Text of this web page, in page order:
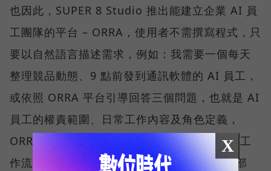
也因此，SUPER 8 Studio 推出能建立企業 AI 員
工團隊的平台 – ORRA，使用者不需撰寫程式，只
要以自然語言描述需求，例如：我需要一個每天
整理競品動態、9 點前發到通訊軟體的 AI 員工，
或依照 ORRA 平台引導回答三個問題，也就是 AI
員工的權責範圍、日常工作內容及角色定義，
ORRA 就會生成一個已經設定好角色、權限與工
作流程的 AI 員工，並於半小時內完成調校與部
X